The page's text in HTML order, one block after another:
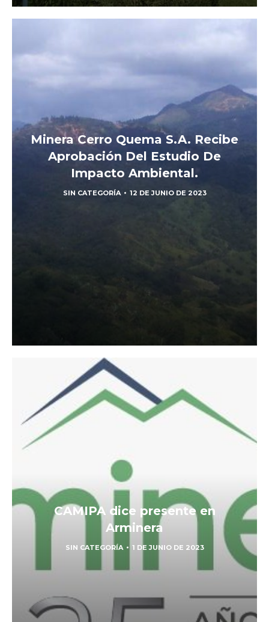
Minera Cerro Quema S.A. Recibe
Aprobación Del Estudio De
Impacto Ambiental.
SIN CATEGORÍA 12 DE JUNIO DE 2023
CAMIPA dice presente en
Arminera
SIN CATEGORÍA 1 DE JUNIO DE 2023